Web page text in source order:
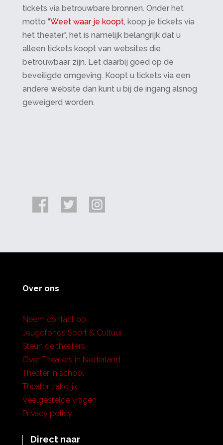
tickets via betrouwbare bronnen. Onder het
motto "Weet waar je koopt, koop je tickets via
het theater", het is namelijk belangrijk dat u
alleen tickets koopt van websites die
betrouwbaar zijn. Let daarbij goed op de
beveiligde omgeving. Koopt u tickets via een
andere website dan kunt u bij de ingang alsnog
geweigerd worden.
Over ons
Neem contact op
Jeugdfonds Sport & Cultuur
Steun de theaters
Over Theaters in Nederland
Theater in school
Theater zakelijk
Veelgestelde vragen
Privacy policy
Direct naar